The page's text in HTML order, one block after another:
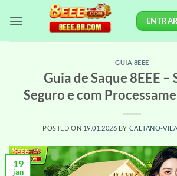
ENTRAR
GUIA 8EEE
Guia de Saque 8EEE –
Seguro e com
POSTED ON 19.01.2026 BY CAETANO-
19
jan